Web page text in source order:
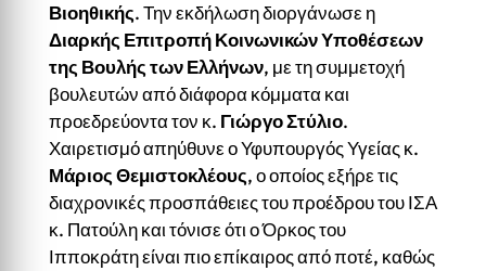
Βιοηθικής. Την εκδήλωση διοργάνωσε η
Διαρκής Επιτροπή Κοινωνικών Υποθέσεων
της Βουλής των Ελλήνων, με τη συμμετοχή
βουλευτών από διάφορα κόμματα και
προεδρεύοντα τον κ. Γιώργο Στύλιο.
Χαιρετισμό απηύθυνε ο Υφυπουργός Υγείας κ.
Μάριος Θεμιστοκλέους, ο οποίος εξήρε τις
διαχρονικές προσπάθειες του προέδρου του ΙΣΑ
κ. Πατούλη και τόνισε ότι ο Όρκος του
Ιπποκράτη είναι πιο επίκαιρος από ποτέ, καθώς